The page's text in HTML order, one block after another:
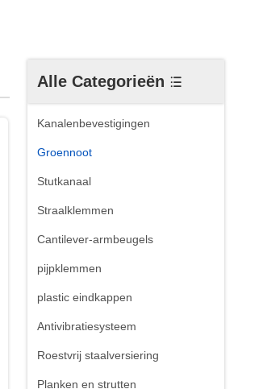
Alle Categorieën
Kanalenbevestigingen
Groennoot
Stutkanaal
Straalklemmen
Cantilever-armbeugels
pijpklemmen
plastic eindkappen
Antivibratiesysteem
Roestvrij staalversiering
Planken en strutten